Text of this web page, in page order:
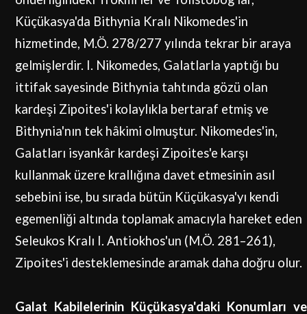
Küçükasya'da Bithynia Kralı Nikomedes'in
hizmetinde, M.Ö. 278/277 yılında tekrar bir araya
gelmişlerdir. I. Nikomedes, Galatlarla yaptığı bu
ittifak sayesinde Bithynia tahtında gözü olan
kardeşi Zipoites'i kolaylıkla bertaraf etmiş ve
Bithynia'nın tek hâkimi olmuştur. Nikomedes'in,
Galatları isyankâr kardeşi Zipoites'e karşı
kullanmak üzere krallığına davet etmesinin asıl
sebebini ise, bu sırada bütün Küçükasya'yı kendi
egemenliği altında toplamak amacıyla hareket eden
Seleukos Kralı I. Antiokhos'un (M.Ö. 281–261),
Zipoites'i desteklemesinde aramak daha doğru olur.
Galat Kabilelerinin Küçükasya'daki Konumları ve